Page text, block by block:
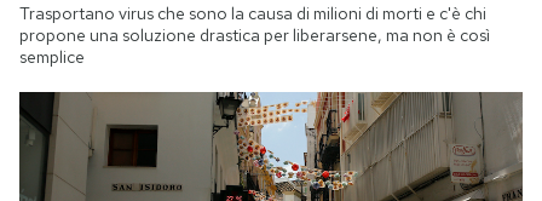
Regala il Post
Hai bisogno di aiuto?
Esci
Trasportano virus che sono la causa di milioni di morti e c'è chi
propone una soluzione drastica per liberarsene, ma non è così
semplice